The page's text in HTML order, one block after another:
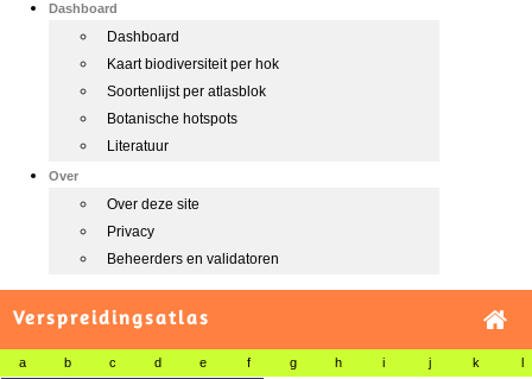
Dashboard
Dashboard
Kaart biodiversiteit per hok
Soortenlijst per atlasblok
Botanische hotspots
Literatuur
Over
Over deze site
Privacy
Beheerders en validatoren
Verspreidingsatlas
a b c d e f g h i j k l